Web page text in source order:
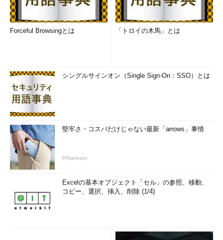
Forceful Browsingとは 「トロイの木馬」とは
シングルサインオン（Single Sign-On：SSO）とは
堅牢さ・コスパだけじゃない最新「arrows」事情
PR(arrows)
Excelの基本オブジェクト「セル」の参照、移動、
コピー、選択、挿入、削除 (1/4)